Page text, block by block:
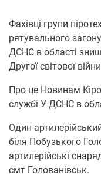
Фахівці групи
рятувального
ДСНС в області
Другої світової
Про це Новинам
службі У ДСНС в
Один
біля Побузького
артилерійські
смт Голованівськ.